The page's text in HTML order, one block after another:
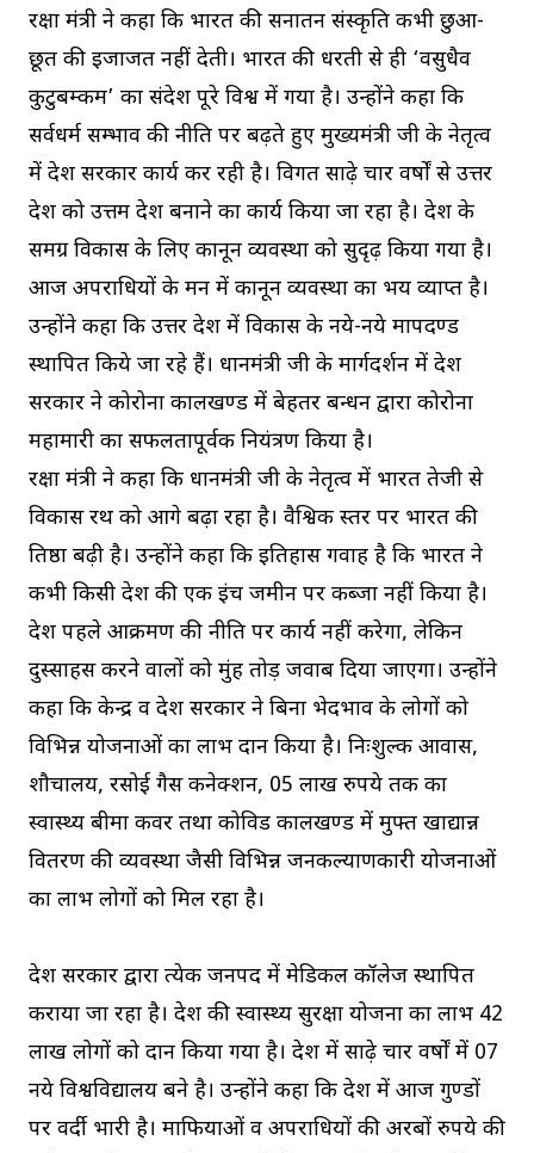
रक्षा मंत्री ने कहा कि भारत की सनातन संस्कृति कभी छुआ-
छूत की इजाजत नहीं देती। भारत की धरती से ही ‘वसुधैव
कुटुबम्कम’ का संदेश पूरे विश्व में गया है। उन्होंने कहा कि
सर्वधर्म सम्भाव की नीति पर बढ़ते हुए मुख्यमंत्री जी के नेतृत्व
में प्रदेश सरकार कार्य कर रही है। विगत साढ़े चार वर्षों से उत्तर
प्रदेश को उत्तम प्रदेश बनाने का कार्य किया जा रहा है। प्रदेश के
समग्र विकास के लिए कानून व्यवस्था को सुदृढ़ किया गया है।
आज अपराधियों के मन में कानून व्यवस्था का भय व्याप्त है।
उन्होंने कहा कि उत्तर प्रदेश में विकास के नये-नये मापदण्ड
स्थापित किये जा रहे हैं। प्रधानमंत्री जी के मार्गदर्शन में प्रदेश
सरकार ने कोरोना कालखण्ड में बेहतर प्रबन्धन द्वारा कोरोना
महामारी का सफलतापूर्वक नियंत्रण किया है।
रक्षा मंत्री ने कहा कि प्रधानमंत्री जी के नेतृत्व में भारत तेजी से
विकास रथ को आगे बढ़ा रहा है। वैश्विक स्तर पर भारत की
प्रतिष्ठा बढ़ी है। उन्होंने कहा कि इतिहास गवाह है कि भारत ने
कभी किसी देश की एक इंच जमीन पर कब्जा नहीं किया है।
देश पहले आक्रमण की नीति पर कार्य नहीं करेगा, लेकिन
दुस्साहस करने वालों को मुंह तोड़ जवाब दिया जाएगा। उन्होंने
कहा कि केन्द्र व प्रदेश सरकार ने बिना भेदभाव के लोगों को
विभिन्न योजनाओं का लाभ प्रदान किया है। निःशुल्क आवास,
शौचालय, रसोई गैस कनेक्शन, 05 लाख रुपये तक का
स्वास्थ्य बीमा कवर तथा कोविड कालखण्ड में मुफ्त खाद्यान्न
वितरण की व्यवस्था जैसी विभिन्न जनकल्याणकारी योजनाओं
का लाभ लोगों को मिल रहा है।
प्रदेश सरकार द्वारा प्रत्येक जनपद में मेडिकल कॉलेज स्थापित
कराया जा रहा है। प्रदेश की स्वास्थ्य सुरक्षा योजना का लाभ 42
लाख लोगों को प्रदान किया गया है। प्रदेश में साढ़े चार वर्षाें में 07
नये विश्वविद्यालय बने है। उन्होंने कहा कि प्रदेश में आज गुण्डों
पर वर्दी भारी है। माफियाओं व अपराधियों की अरबों रुपये की